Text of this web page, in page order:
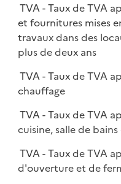
TVA - Taux de TVA
et fournitures mises
travaux dans des
plus de deux ans
TVA - Taux de TVA
chauffage
TVA - Taux de TVA
cuisine, salle de
TVA - Taux de TVA
d'ouverture et de